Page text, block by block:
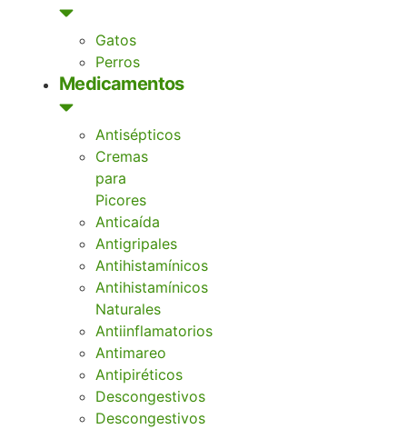
Gatos
Perros
Medicamentos
Antisépticos
Cremas
para
Picores
Anticaída
Antigripales
Antihistamínicos
Antihistamínicos
Naturales
Antiinflamatorios
Antimareo
Antipiréticos
Descongestivos
Descongestivos